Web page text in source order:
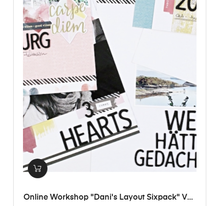
Online Workshop "Dani's Layout Sixpack" Vol.